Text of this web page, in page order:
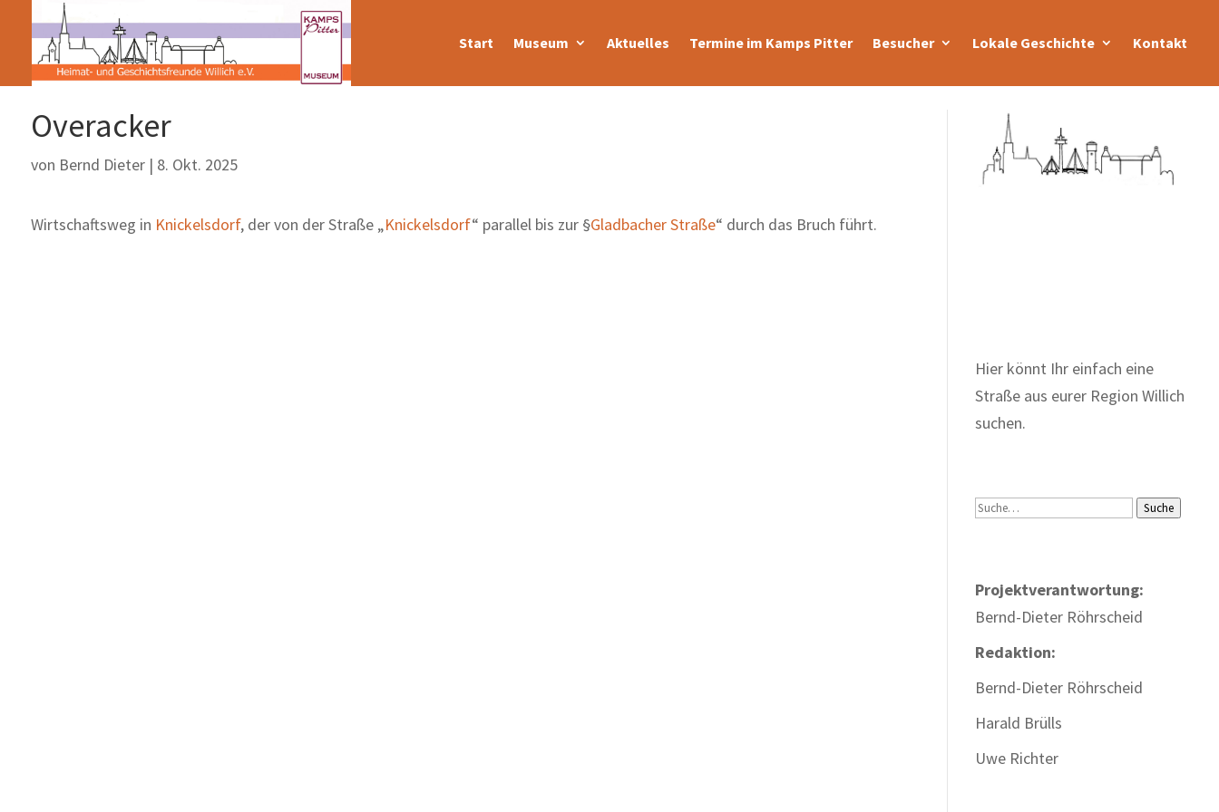
Start Museum Aktuelles Termine im Kamps Pitter Besucher Lokale Geschichte Kontakt
Overacker
von Bernd Dieter| 8. Okt. 2025
Wirtschaftsweg in Knickelsdorf, der von der Straße „Knickelsdorf“ parallel bis zur §Gladbacher Straße“ durch das Bruch führt.
Hier könnt Ihr einfach eine
Straße aus eurer Region Willich
suchen.
Suche Suche
Projektverantwortung:
Bernd-Dieter Röhrscheid
Redaktion:
Bernd-Dieter Röhrscheid
Harald Brülls
Uwe Richter